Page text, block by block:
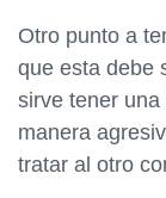
Otro punto a
que esta debe
sirve tener
manera
tratar al otro